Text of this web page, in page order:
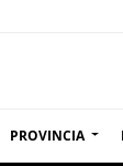
PROVINCIA